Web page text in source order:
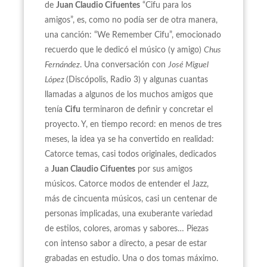
de Juan Claudio Cifuentes “Cifu para los
amigos”, es, como no podía ser de otra manera,
una canción: “We Remember Cifu”, emocionado
recuerdo que le dedicó el músico (y amigo) Chus
Fernández. Una conversación con José Miguel
López (Discópolis, Radio 3) y algunas cuantas
llamadas a algunos de los muchos amigos que
tenía Cifu terminaron de definir y concretar el
proyecto. Y, en tiempo record: en menos de tres
meses, la idea ya se ha convertido en realidad:
Catorce temas, casi todos originales, dedicados
a Juan Claudio Cifuentes por sus amigos
músicos. Catorce modos de entender el Jazz,
más de cincuenta músicos, casi un centenar de
personas implicadas, una exuberante variedad
de estilos, colores, aromas y sabores… Piezas
con intenso sabor a directo, a pesar de estar
grabadas en estudio. Una o dos tomas máximo.